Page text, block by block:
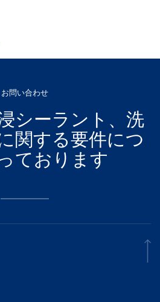
お問い合わせ
シーラント、洗
関する要件につ
ております